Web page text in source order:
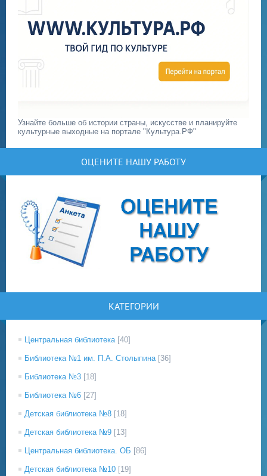
Узнайте больше об истории страны, искусстве и планируйте
культурные выходные на портале "Культура.РФ"
ОЦЕНИТЕ НАШУ РАБОТУ
КАТЕГОРИИ
Центральная библиотека [40]
Библиотека №1 им. П.А. Столыпина [36]
Библиотека №3 [18]
Библиотека №6 [27]
Детская библиотека №8 [18]
Детская библиотека №9 [13]
Центральная библиотека. ОБ [86]
Детская библиотека №10 [19]